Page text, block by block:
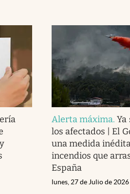
Alerta máxima.Ya
los afectados | El
una medida
incendios que
España
lunes, 27 de Julio de 2026